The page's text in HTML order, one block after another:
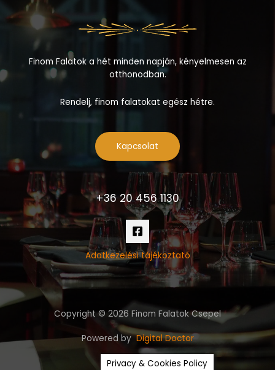
Finom Falatok a hét minden napján, kényelmesen az
otthonodban.
Rendelj, finom falatokat egész hétre.
Kapcsolat
+36 20 456 1130
Adatkezelési tájékoztató
Copyright © 2026 Finom Falatok Csepel
Powered byDigital Doctor
Privacy & Cookies Policy